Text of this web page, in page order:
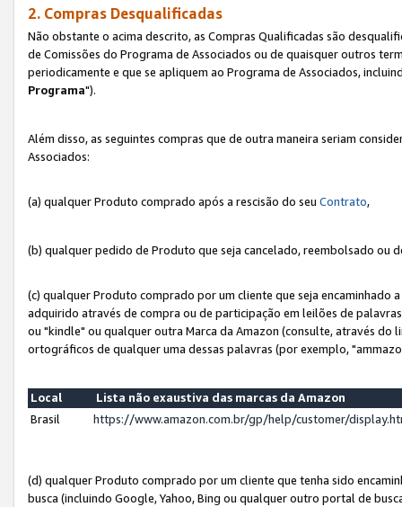
2. Compras Desqualificadas
Não obstante o acima descrito, as Compras Qualificadas são
de Comissões do Programa de Associados ou de quaisquer outros
periodicamente e que se apliquem ao Programa de Associados,
Programa").
Além disso, as seguintes compras que de outra maneira seriam
Associados:
(a) qualquer Produto comprado após a rescisão do seu Contrato,
(b) qualquer pedido de Produto que seja cancelado, reembolsado ou
(c) qualquer Produto comprado por um cliente que seja encaminhado
adquirido através de compra ou de participação em leilões de
ou "kindle" ou qualquer outra Marca da Amazon (consulte, através do
ortográficos de qualquer uma dessas palavras (por exemplo,
Local
Lista não exaustiva das marcas da Amazon
Brasil
https://www.amazon.com.br/gp/help/customer/
(d) qualquer Produto comprado por um cliente que tenha sido
busca (incluindo Google, Yahoo, Bing ou qualquer outro portal de